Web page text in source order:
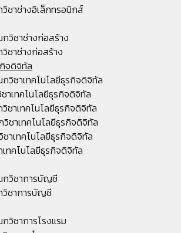
ชาช่างอิเล็กทรอนิกส์
วิชาช่างก่อสร้าง
ชาช่างก่อสร้าง
จดิจิทัล
วิชาเทคโนโลยีธุรกิจดิจิทัล
าเทคโนโลยีธุรกิจดิจิทัล
ชาเทคโนโลยีธุรกิจดิจิทัล
ชาเทคโนโลยีธุรกิจดิจิทัล
าเทคโนโลยีธุรกิจดิจิทัล
ทคโนโลยีธุรกิจดิจิทัล
กวิชาการบัญชี
วิชาการบัญชี
วิชาการโรงแรม